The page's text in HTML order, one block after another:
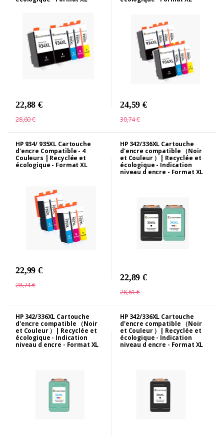
22,88 €
28,60 €
24,59 €
30,74 €
HP 934/ 935XL Cartouche
d'encre Compatible - 4
Couleurs | Recyclée et
écologique - Format XL
22,99 €
28,74 €
HP 342/336XL Cartouche
d'encre compatible （Noir
et Couleur ）| Recyclée et
écologique - Indication
niveau d encre - Format XL
22,89 €
28,61 €
HP 342/336XL Cartouche
d'encre compatible （Noir
et Couleur ）| Recyclée et
écologique - Indication
niveau d encre - Format XL
HP 342/336XL Cartouche
d'encre compatible （Noir
et Couleur ）| Recyclée et
écologique - Indication
niveau d encre - Format XL